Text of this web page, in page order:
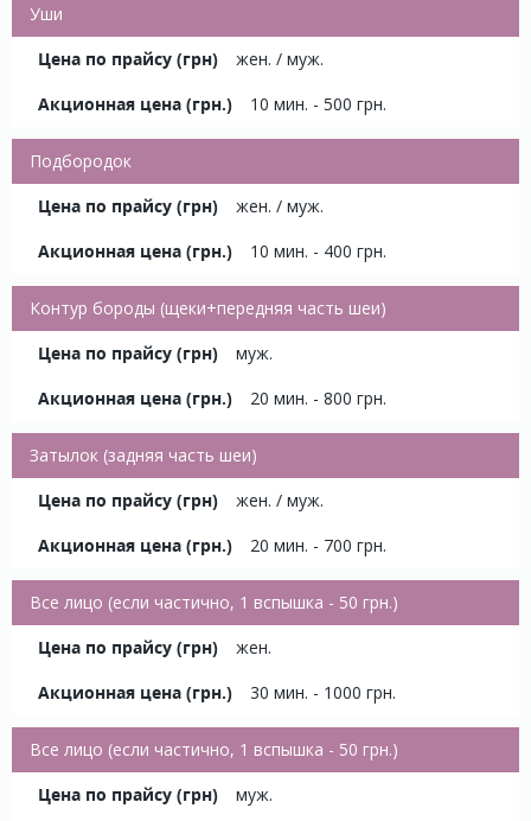
Уши
жен. / муж.
10 мин. - 500 грн.
Подбородок
жен. / муж.
10 мин. - 400 грн.
Контур бороды (щеки+передняя часть шеи)
муж.
20 мин. - 800 грн.
Затылок (задняя часть шеи)
жен. / муж.
20 мин. - 700 грн.
Все лицо (если частично, 1 вспышка - 50 грн.)
жен.
30 мин. - 1000 грн.
Все лицо (если частично, 1 вспышка - 50 грн.)
муж.